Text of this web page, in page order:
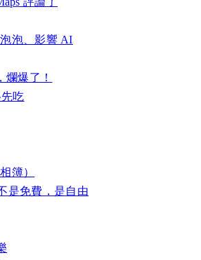
泡、影響 AI
爛爆了！
吃
簿）
是免費，是自由